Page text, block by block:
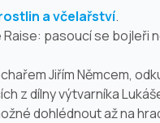
a včelařství.
pasoucí se bojleři
Jiřím Němcem,
z dílny výtvarníka
dohlédnout až na